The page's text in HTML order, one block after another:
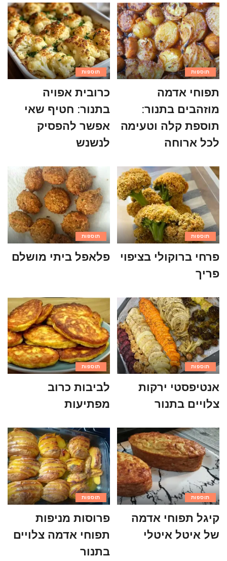
תוספות
תפוחי אדמה
מוזהבים בתנור:
תוספת קלה וטעימה
לכל ארוחה
תוספות
כרובית אפויה
בתנור: חטיף שאי
אפשר להפסיק
לנשנש
תוספות
פרחי ברוקולי בציפוי
פריך
תוספות
פלאפל ביתי מושלם
תוספות
אנטיפסטי ירקות
צלויים בתנור
תוספות
לביבות כרוב
מפתיעות
תוספות
קיגל תפוחי אדמה
של איטל איטלי
תוספות
פרוסות מניפות
תפוחי אדמה צלויים
בתנור